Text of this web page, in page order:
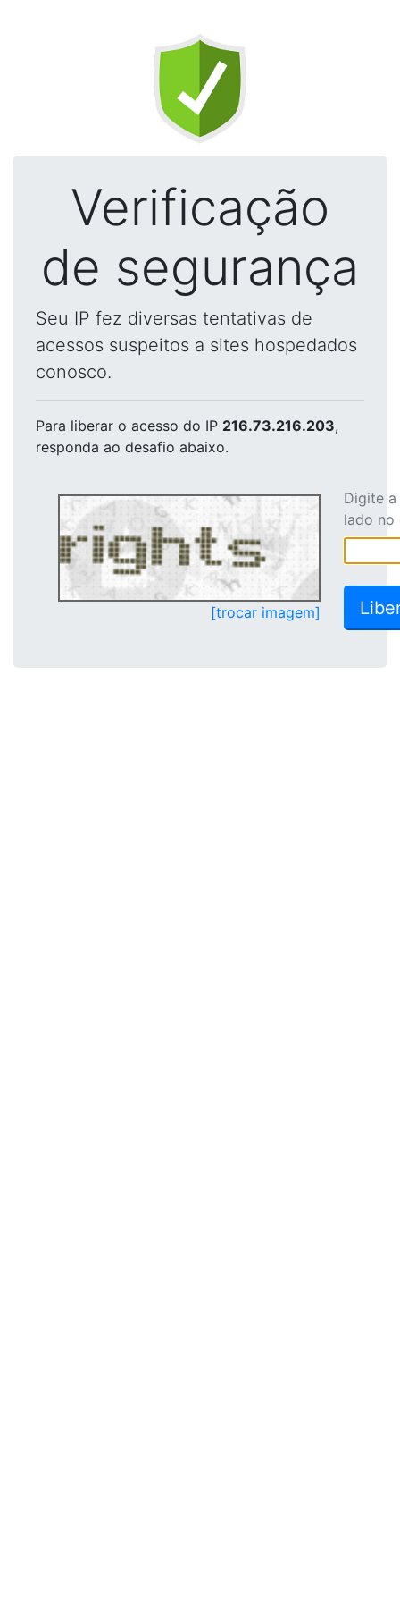
Verificação
de segurança
Seu IP fez diversas tentativas de
acessos suspeitos a sites hospedados
conosco.
Para liberar o acesso do IP 216.73.216.203,
responda ao desafio abaixo.
[trocar imagem]
Digite
lado no